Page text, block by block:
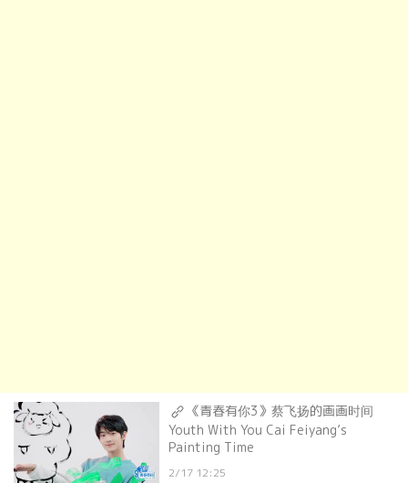
《青春有你3》蔡飞扬的画画时间
Youth With You Cai Feiyang’s
Painting Time
2/17 12:25